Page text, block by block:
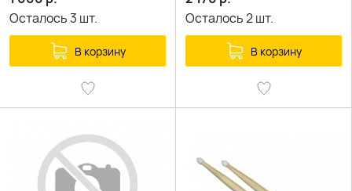
Осталось3 шт.
В корзину
Осталось2шт.
В корзину